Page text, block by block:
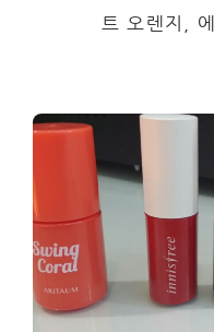
트 오렌지,